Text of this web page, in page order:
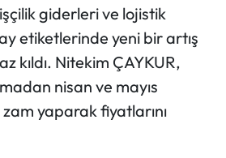
giderleri ve lojistik
etiketlerinde yeni bir artış
kıldı. Nitekim ÇAYKUR,
nisan ve mayıs
yaparak fiyatlarını